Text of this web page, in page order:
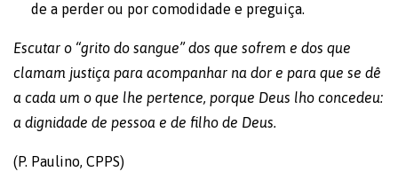
de a perder ou por comodidade e preguiça.
Escutar o “grito do sangue” dos que sofrem e dos que
clamam justiça para acompanhar na dor e para que se dê
a cada um o que lhe pertence, porque Deus lho concedeu:
a dignidade de pessoa e de filho de Deus.
(P. Paulino, CPPS)